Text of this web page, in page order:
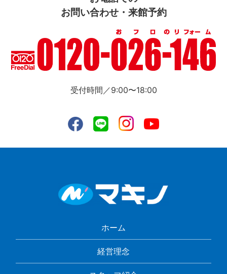
お問い合わせ・来館予約
受付時間／9:00〜18:00
ホーム
経営理念